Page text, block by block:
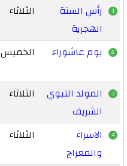
1
رأس السنة
الهجرية
الثلاثاء
2 يوم عاشوراء الخميس
3
المولد النبوي
الشريف
الثلاثاء
4
الاسراء
والمعراج
الثلاثاء